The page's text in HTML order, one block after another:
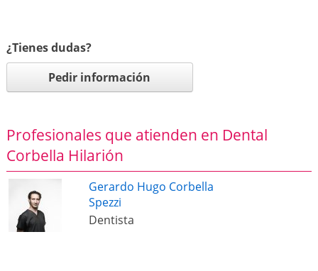
¿Tienes dudas?
Pedir información
Profesionales que atienden en Dental
Corbella Hilarión
Gerardo Hugo Corbella
Spezzi
Dentista